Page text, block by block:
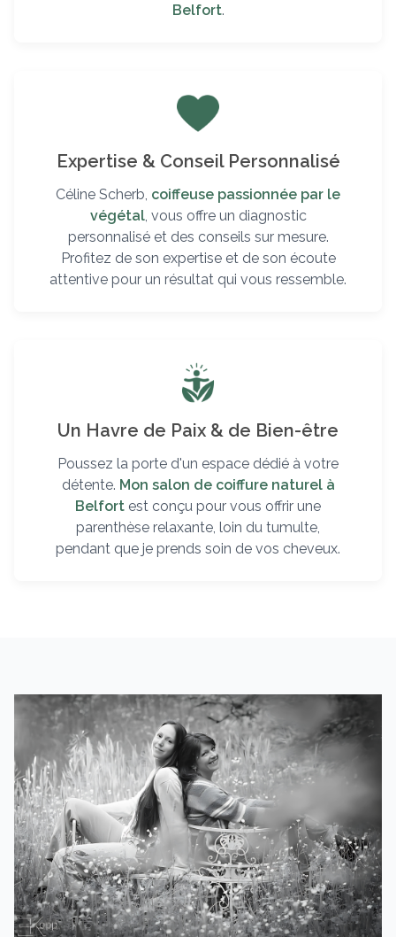
Belfort.
Expertise & Conseil Personnalisé
Céline Scherb, coiffeuse passionnée par le
végétal, vous offre un diagnostic
personnalisé et des conseils sur mesure.
Profitez de son expertise et de son écoute
attentive pour un résultat qui vous ressemble.
Un Havre de Paix & de Bien-être
Poussez la porte d'un espace dédié à votre
détente. Mon salon de coiffure naturel à
Belfort est conçu pour vous offrir une
parenthèse relaxante, loin du tumulte,
pendant que je prends soin de vos cheveux.